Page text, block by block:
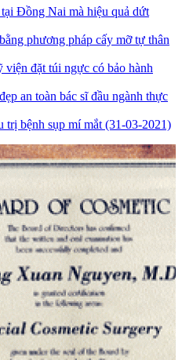
Đồng Nai mà hiệu quả dứt
phương pháp cấy mỡ tự thân
viện đặt túi ngực có bảo hành
an toàn bác sĩ đầu ngành thực
trị bệnh sụp mí mắt (31-03-2021)